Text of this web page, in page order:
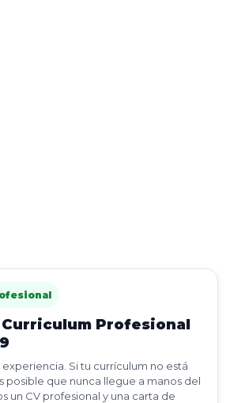
Curriculum Profesional
Si tu currículum no está
posible que nunca llegue a manos del
un CV profesional y una carta de